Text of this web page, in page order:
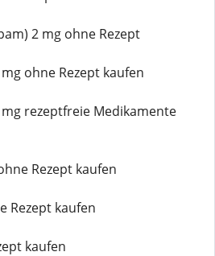
2 mg ohne Rezept
ohne Rezept kaufen
rezeptfreie Medikamente
Rezept kaufen
Rezept kaufen
kaufen